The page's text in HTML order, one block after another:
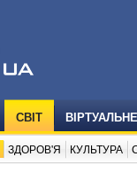
СВІТ
ЗДОРОВ'Я КУЛЬТУРА